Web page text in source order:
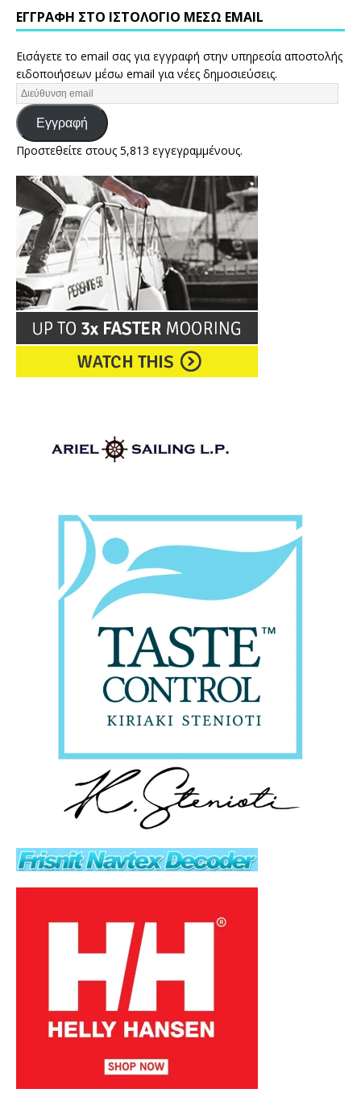
ΕΓΓΡΑΦΉ ΣΤΟ ΙΣΤΟΛΌΓΙΟ ΜΈΣΩ EMAIL
Εισάγετε το email σας για εγγραφή στην υπηρεσία αποστολής
ειδοποιήσεων μέσω email για νέες δημοσιεύσεις.
Εγγραφή
Προστεθείτε στους 5,813 εγγεγραμμένους.